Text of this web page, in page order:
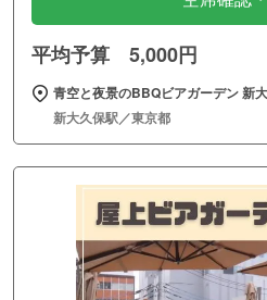
平均予算 5,000円
青空と夜景のBBQビアガーデン 新
新大久保駅／東京都